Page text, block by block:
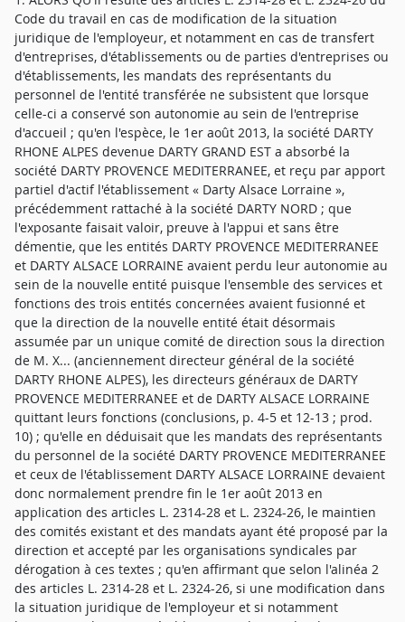
Code du travail en cas de modification de la situation
juridique de l'employeur, et notamment en cas de transfert
d'entreprises, d'établissements ou de parties d'entreprises ou
d'établissements, les mandats des représentants du
personnel de l'entité transférée ne subsistent que lorsque
celle-ci a conservé son autonomie au sein de l'entreprise
d'accueil ; qu'en l'espèce, le 1er août 2013, la société DARTY
RHONE ALPES devenue DARTY GRAND EST a absorbé la
société DARTY PROVENCE MEDITERRANEE, et reçu par apport
partiel d'actif l'établissement « Darty Alsace Lorraine »,
précédemment rattaché à la société DARTY NORD ; que
l'exposante faisait valoir, preuve à l'appui et sans être
démentie, que les entités DARTY PROVENCE MEDITERRANEE
et DARTY ALSACE LORRAINE avaient perdu leur autonomie au
sein de la nouvelle entité puisque l'ensemble des services et
fonctions des trois entités concernées avaient fusionné et
que la direction de la nouvelle entité était désormais
assumée par un unique comité de direction sous la direction
de M. X... (anciennement directeur général de la société
DARTY RHONE ALPES), les directeurs généraux de DARTY
PROVENCE MEDITERRANEE et de DARTY ALSACE LORRAINE
quittant leurs fonctions (conclusions, p. 4-5 et 12-13 ; prod.
10) ; qu'elle en déduisait que les mandats des représentants
du personnel de la société DARTY PROVENCE MEDITERRANEE
et ceux de l'établissement DARTY ALSACE LORRAINE devaient
donc normalement prendre fin le 1er août 2013 en
application des articles L. 2314-28 et L. 2324-26, le maintien
des comités existant et des mandats ayant été proposé par la
direction et accepté par les organisations syndicales par
dérogation à ces textes ; qu'en affirmant que selon l'alinéa 2
des articles L. 2314-28 et L. 2324-26, si une modification dans
la situation juridique de l'employeur et si notamment